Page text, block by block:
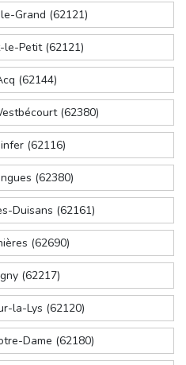
Grand (62121)
Petit (62121)
(62144)
(62380)
(62116)
(62380)
Duisans (62161)
(62690)
(62217)
la-Lys (62120)
Dame (62180)